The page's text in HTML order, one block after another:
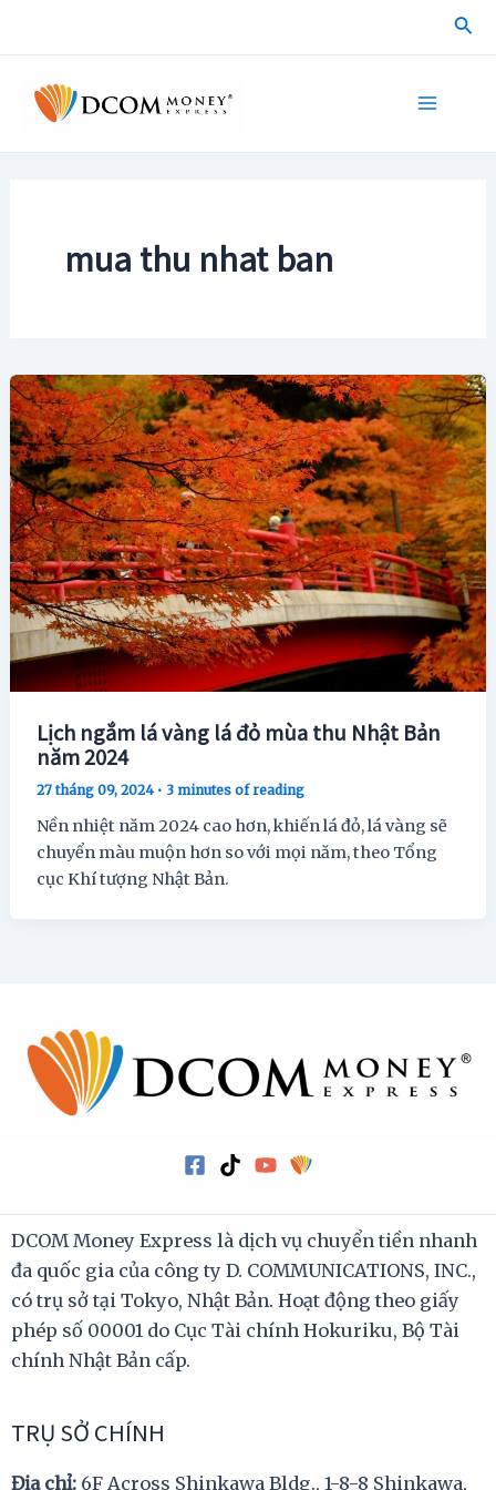
mua thu nhat ban
Lịch ngắm lá vàng lá đỏ mùa thu Nhật Bản
năm 2024
27 tháng 09, 2024 • 3 minutes of reading
Nền nhiệt năm 2024 cao hơn, khiến lá đỏ, lá vàng sẽ
chuyển màu muộn hơn so với mọi năm, theo Tổng
cục Khí tượng Nhật Bản.
DCOM Money Express là dịch vụ chuyển tiền nhanh
đa quốc gia của công ty D. COMMUNICATIONS, INC.,
có trụ sở tại Tokyo, Nhật Bản. Hoạt động theo giấy
phép số 00001 do Cục Tài chính Hokuriku, Bộ Tài
chính Nhật Bản cấp.
TRỤ SỞ CHÍNH
Địa chỉ: 6F Across Shinkawa Bldg., 1-8-8 Shinkawa,